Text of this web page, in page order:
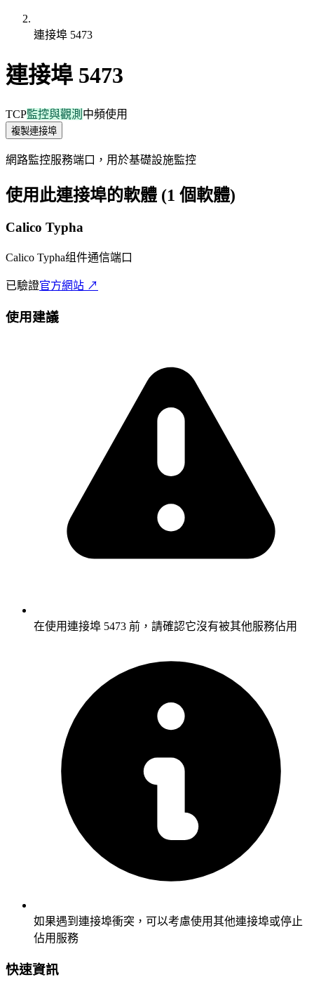
連接埠 5473
連接埠 5473
TCP監控與觀測 中頻使用
複製連接埠
網路監控服務端口，用於基礎設施監控
使用此連接埠的軟體 (1 個軟體)
Calico Typha
Calico Typha组件通信端口
已驗證官方網站 ↗
使用建議
在使用連接埠 5473 前，請確認它沒有被其他服務佔用
如果遇到連接埠衝突，可以考慮使用其他連接埠或停止
佔用服務
快速資訊